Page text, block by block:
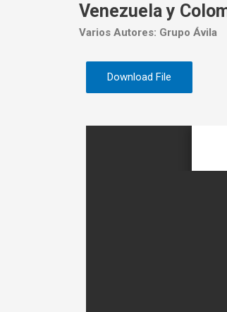
Venezuela y
Varios Autores: Grupo Ávila
Download File